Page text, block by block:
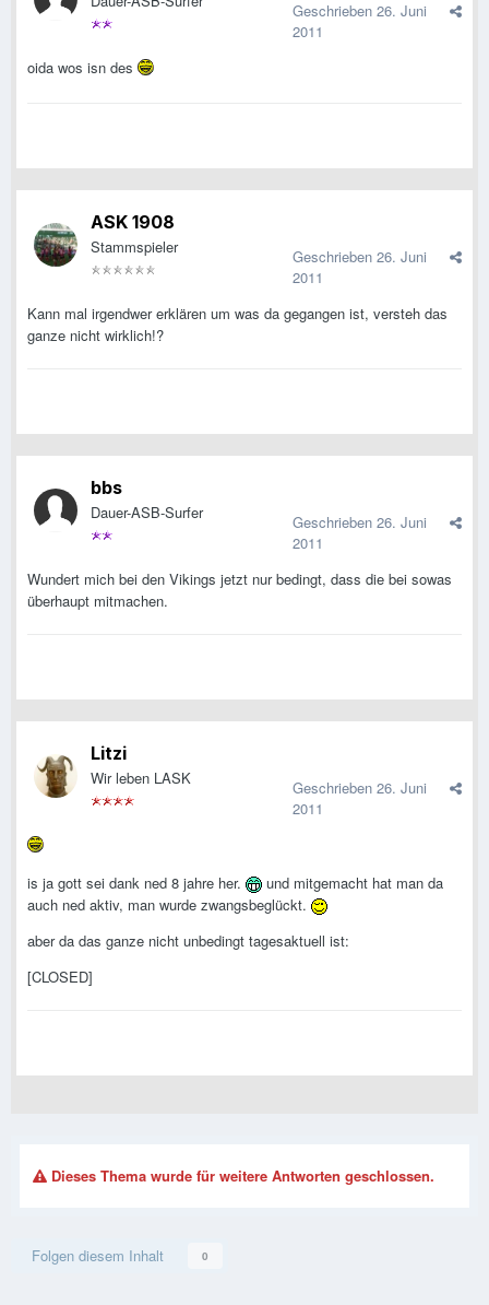
Geschrieben 26. Juni
2011
oida wos isn des
ASK 1908
Stammspieler Geschrieben 26. Juni
2011
Kann mal irgendwer erklären um was da gegangen ist, versteh das
ganze nicht wirklich!?
bbs
Dauer-ASB-Surfer Geschrieben 26. Juni
2011
Wundert mich bei den Vikings jetzt nur bedingt, dass die bei sowas
überhaupt mitmachen.
Litzi
Wir leben LASK Geschrieben 26. Juni
2011
is ja gott sei dank ned 8 jahre her.
und mitgemacht hat man da
auch ned aktiv, man wurde zwangsbeglückt.
aber da das ganze nicht unbedingt tagesaktuell ist:
[CLOSED]
Dieses Thema wurde für weitere Antworten geschlossen.
Folgen diesem Inhalt 0